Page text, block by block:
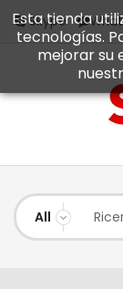
Skype
Esta tienda
tecnologías.
mejorar su